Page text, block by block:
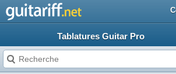
Tablatures Guitar Pro